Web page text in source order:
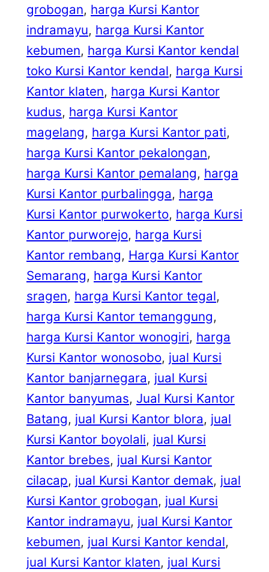
grobogan, harga Kursi Kantor
indramayu, harga Kursi Kantor
kebumen, harga Kursi Kantor kendal
toko Kursi Kantor kendal, harga Kursi
Kantor klaten, harga Kursi Kantor
kudus, harga Kursi Kantor
magelang, harga Kursi Kantor pati
harga Kursi Kantor pekalongan
harga Kursi Kantor pemalang, harga
Kursi Kantor purbalingga, harga
Kursi Kantor purwokerto, harga Kursi
Kantor purworejo, harga Kursi
Kantor rembang, Harga Kursi Kantor
Semarang, harga Kursi Kantor
sragen, harga Kursi Kantor tegal
harga Kursi Kantor temanggung
harga Kursi Kantor wonogiri, harga
Kursi Kantor wonosobo, jual Kursi
Kantor banjarnegara, jual Kursi
Kantor banyumas, Jual Kursi Kantor
Batang, jual Kursi Kantor blora, jual
Kursi Kantor boyolali, jual Kursi
Kantor brebes, jual Kursi Kantor
cilacap, jual Kursi Kantor demak, jual
Kursi Kantor grobogan, jual Kursi
Kantor indramayu, jual Kursi Kantor
kebumen, jual Kursi Kantor kendal
jual Kursi Kantor klaten, jual Kursi